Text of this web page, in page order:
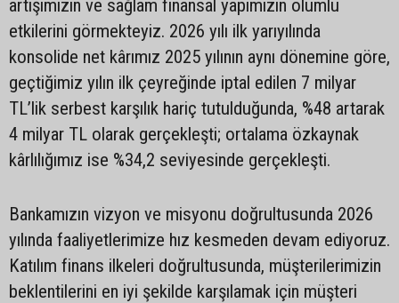
artışımızın ve sağlam finansal yapımızın olumlu
etkilerini görmekteyiz. 2026 yılı ilk yarıyılında
konsolide net kârımız 2025 yılının aynı dönemine göre,
geçtiğimiz yılın ilk çeyreğinde iptal edilen 7 milyar
TL’lik serbest karşılık hariç tutulduğunda, %48 artarak
4 milyar TL olarak gerçekleşti; ortalama özkaynak
kârlılığımız ise %34,2 seviyesinde gerçekleşti.
Bankamızın vizyon ve misyonu doğrultusunda 2026
yılında faaliyetlerimize hız kesmeden devam ediyoruz.
Katılım finans ilkeleri doğrultusunda, müşterilerimizin
beklentilerini en iyi şekilde karşılamak için müşteri